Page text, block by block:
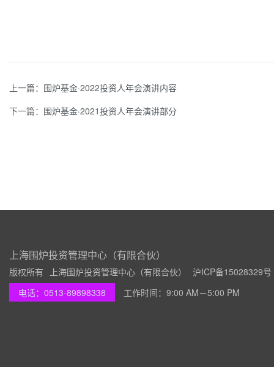
上一篇：围炉基金·2022投资人年会演讲内容
下一篇：围炉基金·2021投资人年会演讲部分
上海围炉投资管理中心（有限合伙）
版权所有 上海围炉投资管理中心（有限合伙）
沪ICP备15028329号
电话：0513-89898338
工作时间：9:00 AM－5:00 PM